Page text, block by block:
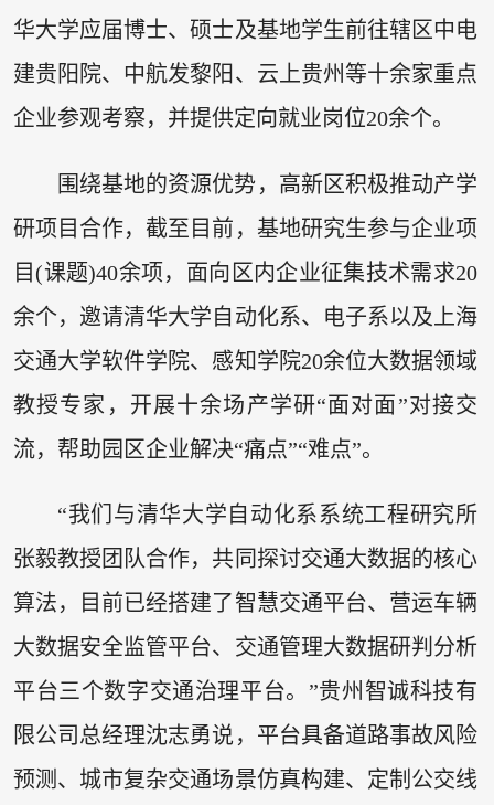
华大学应届博士、硕士及基地学生前往辖区中电
建贵阳院、中航发黎阳、云上贵州等十余家重点
企业参观考察，并提供定向就业岗位20余个。
围绕基地的资源优势，高新区积极推动产学
研项目合作，截至目前，基地研究生参与企业项
目(课题)40余项，面向区内企业征集技术需求20
余个，邀请清华大学自动化系、电子系以及上海
交通大学软件学院、感知学院20余位大数据领域
教授专家，开展十余场产学研“面对面”对接交
流，帮助园区企业解决“痛点”“难点”。
“我们与清华大学自动化系系统工程研究所
张毅教授团队合作，共同探讨交通大数据的核心
算法，目前已经搭建了智慧交通平台、营运车辆
大数据安全监管平台、交通管理大数据研判分析
平台三个数字交通治理平台。”贵州智诚科技有
限公司总经理沈志勇说，平台具备道路事故风险
预测、城市复杂交通场景仿真构建、定制公交线